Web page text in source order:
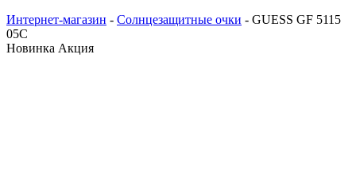
Интернет-магазин - Солнцезащитные очки - GUESS GF 5115
05C
Новинка Акция